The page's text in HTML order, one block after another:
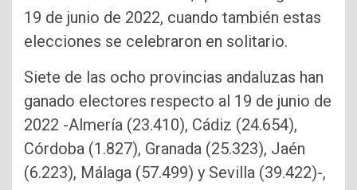
19 de junio de 2022, cuando también estas
elecciones se celebraron en solitario.
Siete de las ocho provincias andaluzas han
ganado electores respecto al 19 de junio de
2022 -Almería (23.410), Cádiz (24.654),
Córdoba (1.827), Granada (25.323), Jaén
(6.223), Málaga (57.499) y Sevilla (39.422)-,